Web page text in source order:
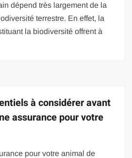
dépend très largement de la
terrestre. En effet, la
la biodiversité offrent à
à considérer avant
assurance pour votre
pour votre animal de